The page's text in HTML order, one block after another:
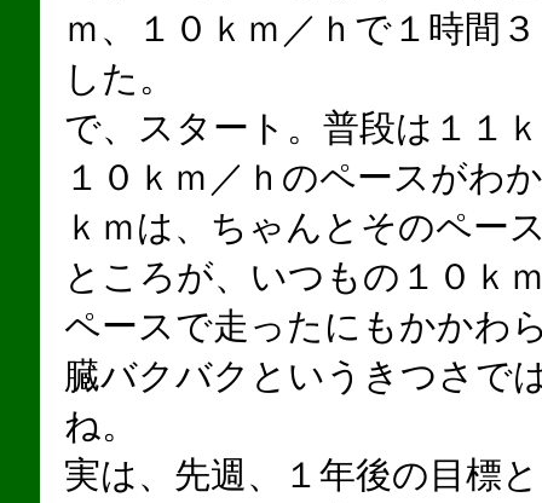
ｍ、１０ｋｍ／ｈで１時間
した。
で、スタート。普段は１１
１０ｋｍ／ｈのペースがわ
ｋｍは、ちゃんとそのペー
ところが、いつもの１０ｋ
ペースで走ったにもかかわ
臓バクバクというきつさで
ね。
実は、先週、１年後の目標